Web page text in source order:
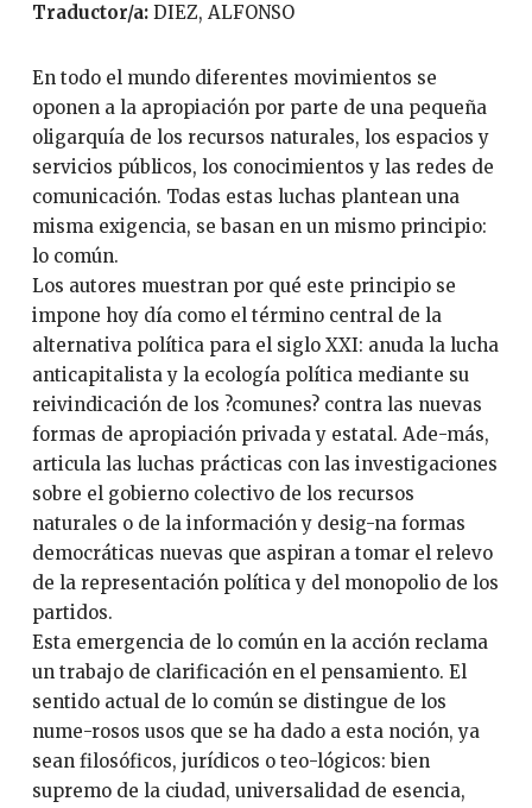
Traductor/a:
DIEZ, ALFONSO
En todo el mundo diferentes movimientos se
oponen a la apropiación por parte de una pequeña
oligarquía de los recursos naturales, los espacios y
servicios públicos, los conocimientos y las redes de
comunicación. Todas estas luchas plantean una
misma exigencia, se basan en un mismo principio:
lo común.
Los autores muestran por qué este principio se
impone hoy día como el término central de la
alternativa política para el siglo XXI: anuda la lucha
anticapitalista y la ecología política mediante su
reivindicación de los ?comunes? contra las nuevas
formas de apropiación privada y estatal. Ade-más,
articula las luchas prácticas con las investigaciones
sobre el gobierno colectivo de los recursos
naturales o de la información y desig-na formas
democráticas nuevas que aspiran a tomar el relevo
de la representación política y del monopolio de los
partidos.
Esta emergencia de lo común en la acción reclama
un trabajo de clarificación en el pensamiento. El
sentido actual de lo común se distingue de los
nume-rosos usos que se ha dado a esta noción, ya
sean filosóficos, jurídicos o teo-lógicos: bien
supremo de la ciudad, universalidad de esencia,